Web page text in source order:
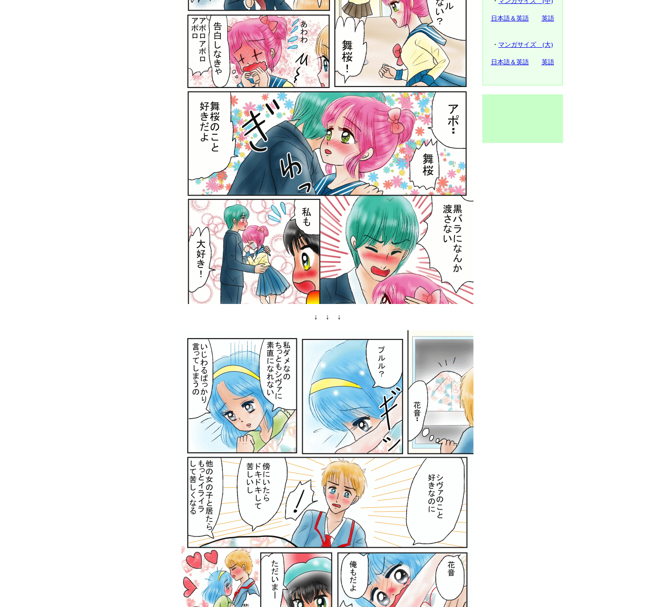
↓ ↓ ↓
日本語＆英語 英語
・ マンガサイズ (大)
日本語＆英語 英語